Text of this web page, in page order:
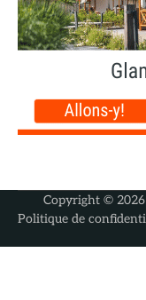
Copyright © 2026
Politique de